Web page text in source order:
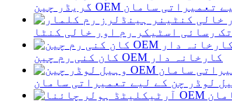
کان کنی رم چین OEM کارخانہ دار